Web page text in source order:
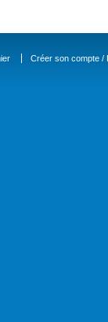
Créer son compte /